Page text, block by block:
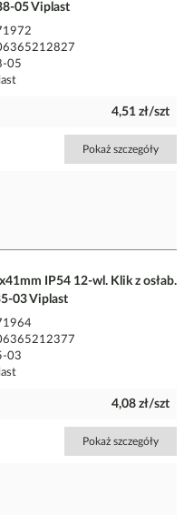
05 Viplast
05
4,51 zł/szt
Pokaż szczegóły
IP54 12-wl. Klik z osłab.
03 Viplast
03
4,08 zł/szt
Pokaż szczegóły